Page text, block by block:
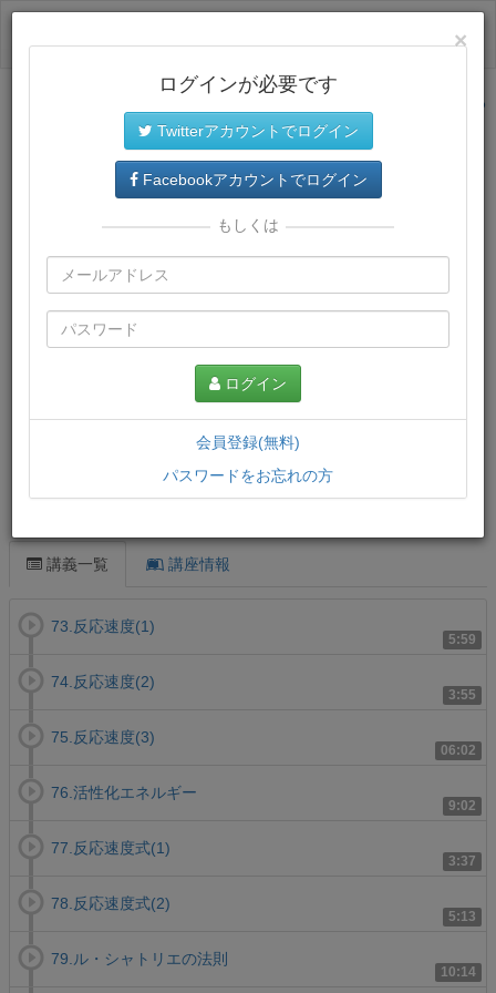
サイトトップに戻る
プレミアム会員では、教材がダウンロードでき、快適な動画
再生環境が提供されます。
講義一覧 講座情報
5:59
73.反応速度(1)
3:55
74.反応速度(2)
06:02
75.反応速度(3)
9:02
76.活性化エネルギー
3:37
77.反応速度式(1)
5:13
78.反応速度式(2)
10:14
79.ル・シャトリエの法則
×
ログインが必要です
Twitterアカウントでログイン
Facebookアカウントでログイン
もしくは
ログイン
会員登録(無料)
パスワードをお忘れの方